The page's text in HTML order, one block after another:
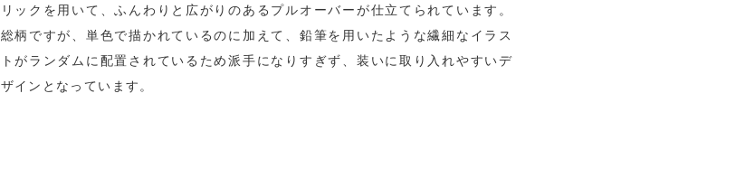
リックを用いて、ふんわりと広がりのあるプルオーバーが仕立てられています。
総柄ですが、単色で描かれているのに加えて、鉛筆を用いたような繊細なイラス
トがランダムに配置されているため派手になりすぎず、装いに取り入れやすいデ
ザインとなっています。